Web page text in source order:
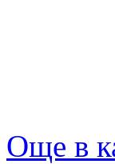
Още в